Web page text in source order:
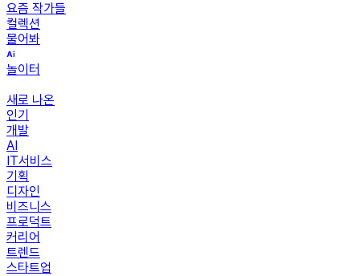
요즘 작가들
컬렉션
물어봐
놀이터
새로 나온
인기
개발
AI
IT서비스
기획
디자인
비즈니스
프로덕트
커리어
트렌드
스타트업